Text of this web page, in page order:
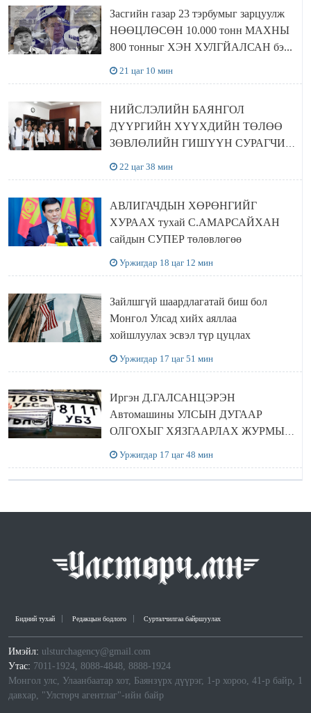
Засгийн газар 23 тэрбумыг зарцуулж
НӨӨЦЛӨСӨН 10.000 тонн МАХНЫ
800 тонныг ХЭН ХУЛГЙАЛСАН бэ...
21 цаг 10 мин
НИЙСЛЭЛИЙН БАЯНГОЛ
ДҮҮРГИЙН ХҮҮХДИЙН ТӨЛӨӨ
ЗӨВЛӨЛИЙН ГИШҮҮН СУРАГЧИД
22 цаг 38 мин
АВЛИГАЧДЫН ХӨРӨНГИЙГ
ХУРААХ тухай С.АМАРСАЙХАН
сайдын СУПЕР төлөвлөгөө
Уржигдар 18 цаг 12 мин
Зайлшгүй шаардлагатай биш бол
Монгол Улсад хийх аяллаа
хойшлуулах эсвэл түр цуцлах
Уржигдар 17 цаг 51 мин
Иргэн Д.ГАЛСАНЦЭРЭН
Автомашины УЛСЫН ДУГААР
ОЛГОХЫГ ХЯЗГААРЛАХ ЖУРМЫГ
Уржигдар 17 цаг 48 мин
Бидний тухай Редакцын бодлого Сурталчилгаа байршуулах
Имэйл: ulsturchagency@gmail.com
Утас: 7011-1924, 8088-4848, 8888-1924
Монгол улс, Улаанбаатар хот, Баянзүрх дүүрэг, 1-р хороо, 41-р байр, 1
давхар, "Улстөрч агентлаг"-ийн байр